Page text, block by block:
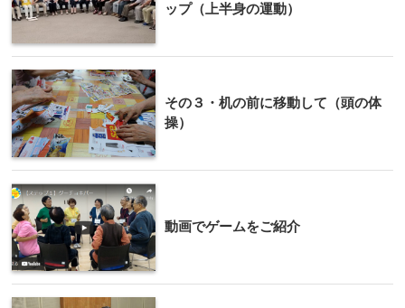
ップ（上半身の運動）
その３・机の前に移動して（頭の体
操）
動画でゲームをご紹介